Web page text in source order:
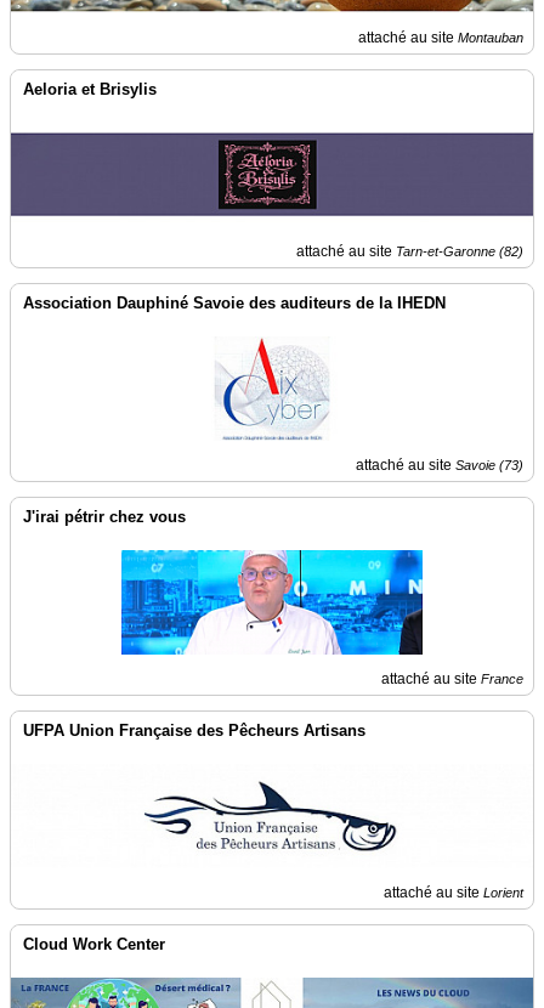
attaché au site Montauban
Aeloria et Brisylis
attaché au site Tarn-et-Garonne (82)
Association Dauphiné Savoie des auditeurs de la IHEDN
attaché au site Savoie (73)
J'irai pétrir chez vous
attaché au site France
UFPA Union Française des Pêcheurs Artisans
attaché au site Lorient
Cloud Work Center